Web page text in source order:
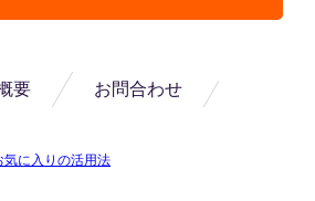
要 お問合わせ
気に入りの活用法